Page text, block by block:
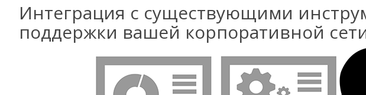
Интеграция с существующими
поддержки вашей корпоративной